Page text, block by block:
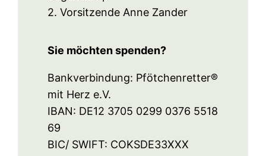
2. Vorsitzende Anne Zander
Sie möchten spenden?
Bankverbindung: Pfötchenretter®
mit Herz e.V.
IBAN: DE12 3705 0299 0376 5518
69
BIC/ SWIFT: COKSDE33XXX